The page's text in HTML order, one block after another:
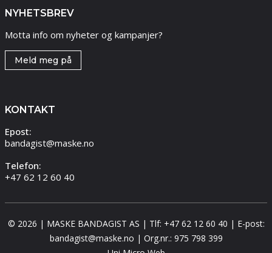
NYHETSBREV
Motta info om nyheter og kampanjer?
Meld meg på
KONTAKT
Epost:
bandagist@maske.no
Telefon:
+47 62 12 60 40
© 2026 | MASKE BANDAGIST AS | Tlf: +47 62 12 60 40 | E-post:
bandagist@maske.no | Org.nr.: 975 798 399